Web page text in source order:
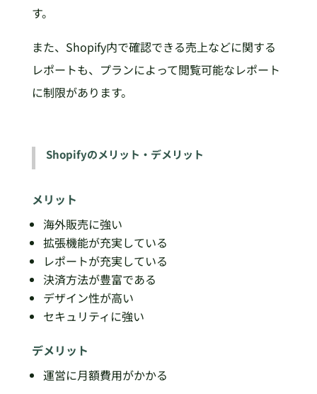
す。
また、Shopify内で確認できる売上などに関する
レポートも、プランによって閲覧可能なレポート
に制限があります。
Shopifyのメリット・デメリット
メリット
海外販売に強い
拡張機能が充実している
レポートが充実している
決済方法が豊富である
デザイン性が高い
セキュリティに強い
デメリット
運営に月額費用がかかる